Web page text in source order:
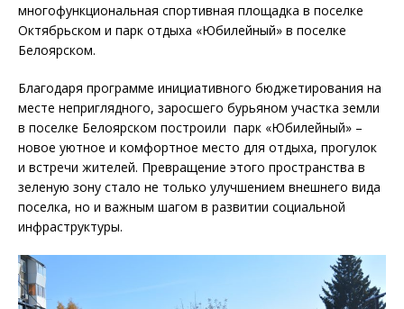
многофункциональная спортивная площадка в поселке
Октябрьском и парк отдыха «Юбилейный» в поселке
Белоярском.
Благодаря программе инициативного бюджетирования на
месте неприглядного, заросшего бурьяном участка земли
в поселке Белоярском построили парк «Юбилейный» –
новое уютное и комфортное место для отдыха, прогулок
и встречи жителей. Превращение этого пространства в
зеленую зону стало не только улучшением внешнего вида
поселка, но и важным шагом в развитии социальной
инфраструктуры.